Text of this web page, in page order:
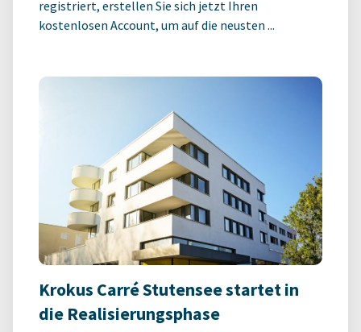
registriert, erstellen Sie sich jetzt Ihren
kostenlosen Account, um auf die neusten ...
Krokus Carré Stutensee startet in
die Realisierungsphase